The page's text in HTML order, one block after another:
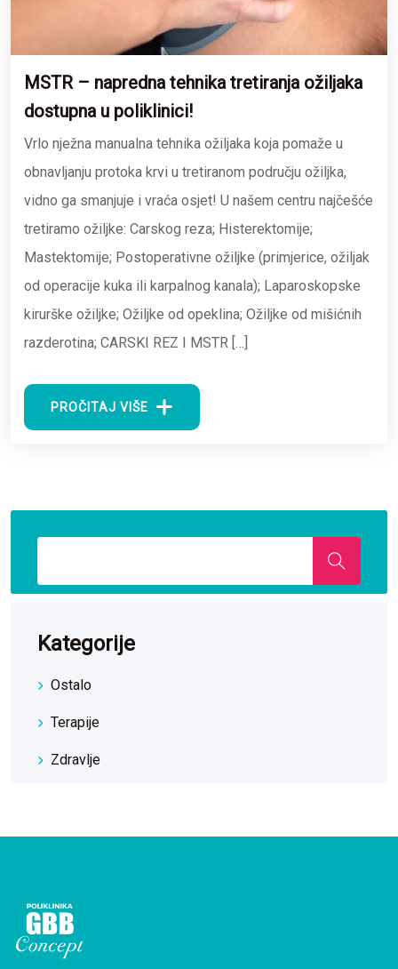
MSTR – napredna tehnika tretiranja ožiljaka
dostupna u poliklinici!
Vrlo nježna manualna tehnika ožiljaka koja pomaže u
obnavljanju protoka krvi u tretiranom području ožiljka,
vidno ga smanjuje i vraća osjet! U našem centru najčešće
tretiramo ožiljke: Carskog reza; Histerektomije;
Mastektomije; Postoperativne ožiljke (primjerice, ožiljak
od operacije kuka ili karpalnog kanala); Laparoskopske
kirurške ožiljke; Ožiljke od opeklina; Ožiljke od mišićnih
razderotina; CARSKI REZ I MSTR […]
PROČITAJ VIŠE
Kategorije
Ostalo
Terapije
Zdravlje